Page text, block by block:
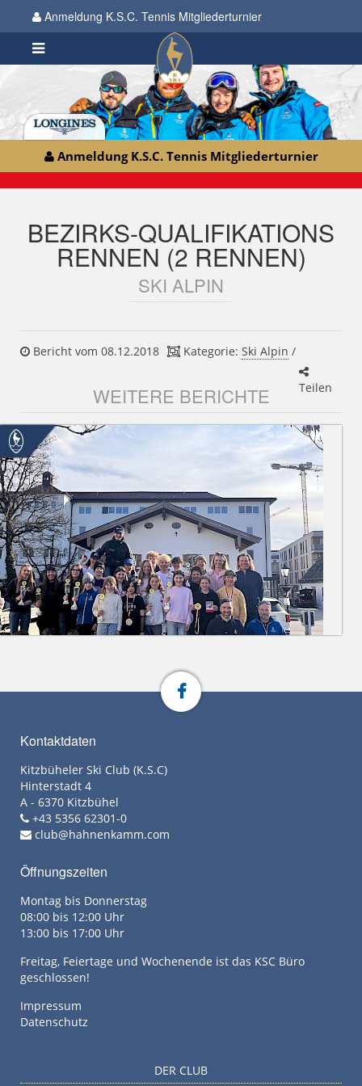
Anmeldung K.S.C. Tennis Mitgliederturnier
Anmeldung K.S.C. Tennis Mitgliederturnier
BEZIRKS-QUALIFIKATIONS
RENNEN (2 RENNEN)
SKI ALPIN
Bericht vom 08.12.2018 Kategorie: Ski Alpin /
Teilen
WEITERE BERICHTE
Kontaktdaten
Kitzbüheler Ski Club (K.S.C)
Hinterstadt 4
A - 6370 Kitzbühel
+43 5356 62301-0
club@hahnenkamm.com
Öffnungszeiten
Montag bis Donnerstag
08:00 bis 12:00 Uhr
13:00 bis 17:00 Uhr
Freitag, Feiertage und Wochenende ist das KSC Büro
geschlossen!
Impressum
Datenschutz
DER CLUB